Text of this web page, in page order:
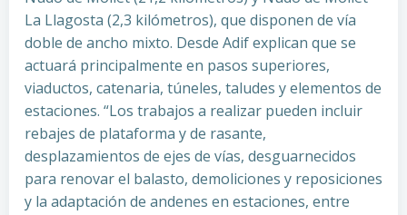
La Llagosta (2,3 kilómetros), que disponen de vía
doble de ancho mixto. Desde Adif explican que se
actuará principalmente en pasos superiores,
viaductos, catenaria, túneles, taludes y elementos de
estaciones. “Los trabajos a realizar pueden incluir
rebajes de plataforma y de rasante,
desplazamientos de ejes de vías, desguarnecidos
para renovar el balasto, demoliciones y reposiciones
y la adaptación de andenes en estaciones, entre